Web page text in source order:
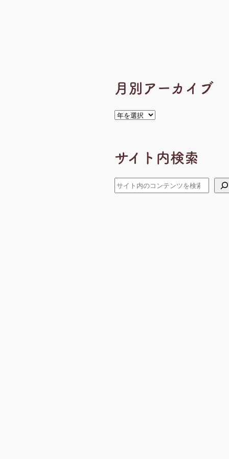
月別アーカイブ
ア
イ
ブ
サイト内検索
検
索